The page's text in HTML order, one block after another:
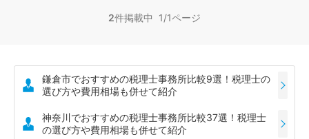
2件掲載中 1/1ページ
鎌倉市でおすすめの税理士事務所比較9選！税理士の
選び方や費用相場も併せて紹介
神奈川でおすすめの税理士事務所比較37選！税理士
の選び方や費用相場も併せて紹介